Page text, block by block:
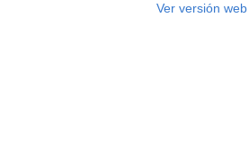
Ver versión web